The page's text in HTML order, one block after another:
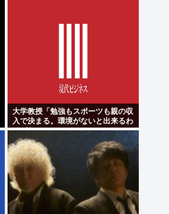
大学教授「勉強もスポーツも親の収
入で決まる。環境がないと出来るわ
けがない」